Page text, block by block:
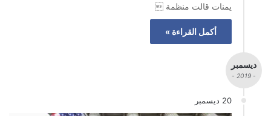
يمنات قالت منظمة 
أكمل القراءة »
ديسمبر
- 2019 -
20 ديسمبر